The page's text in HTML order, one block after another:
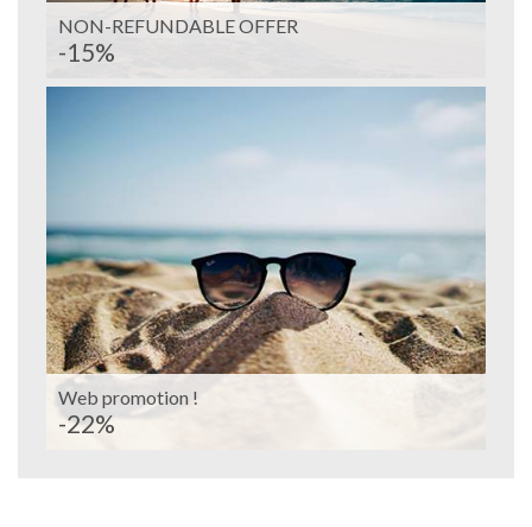
NON-REFUNDABLE OFFER
-15%
Web promotion !
-22%